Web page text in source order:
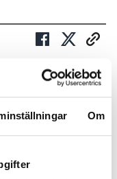
Om
få nyheter, tips